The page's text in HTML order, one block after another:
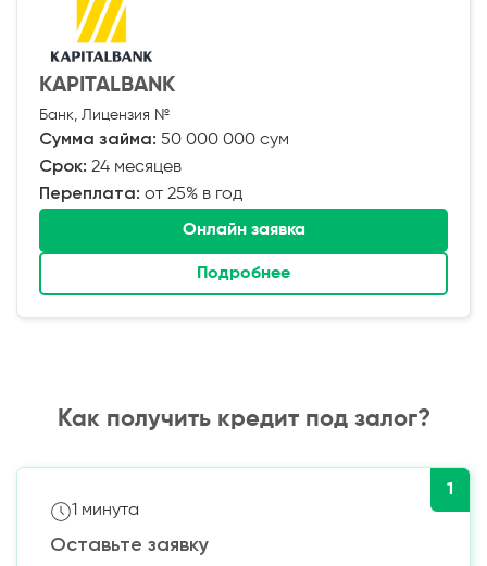
KAPITALBANK
Банк, Лицензия №
Сумма займа: 50 000 000 сум
Срок: 24 месяцев
Переплата: от 25% в год
Онлайн заявка
Подробнее
Как получить кредит под залог?
1
1 минута
Оставьте заявку